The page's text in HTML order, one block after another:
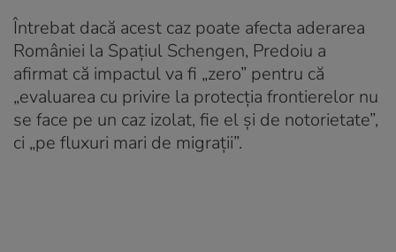
Întrebat dacă acest caz poate afecta aderarea
României la Spațiul Schengen, Predoiu a
afirmat că impactul va fi „zero” pentru că
„evaluarea cu privire la protecția frontierelor nu
se face pe un caz izolat, fie el și de notorietate”,
ci „pe fluxuri mari de migrații”.